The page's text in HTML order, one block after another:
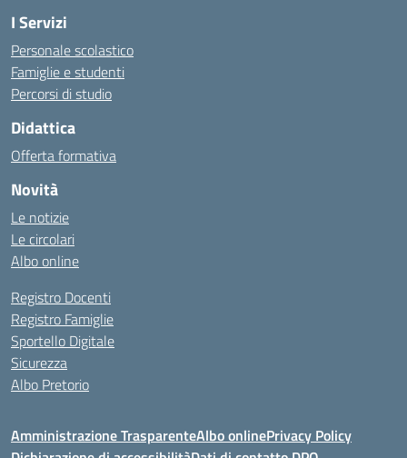
I Servizi
Personale scolastico
Famiglie e studenti
Percorsi di studio
Didattica
Offerta formativa
Novità
Le notizie
Le circolari
Albo online
Registro Docenti
Registro Famiglie
Sportello Digitale
Sicurezza
Albo Pretorio
Amministrazione TrasparenteAlbo onlinePrivacy Policy